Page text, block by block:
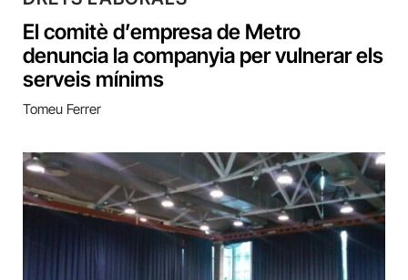
El comitè d’empresa de Metro
denuncia la companyia per vulnerar els
serveis mínims
Tomeu Ferrer